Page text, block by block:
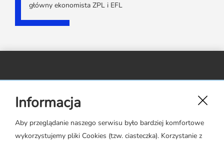
Informacja
Aby przeglądanie naszego serwisu było bardziej komfortowe
wykorzystujemy pliki Cookies (tzw. ciasteczka). Korzystanie z
główny ekonomista ZPL i EFL
ul. Rejtana 17 lok. 22,
02-516 Warszawa
zpl@leasing.org.pl